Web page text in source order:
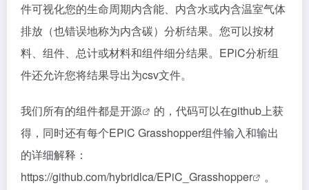
件可视化您的生命周期内含能、内含水或内含温室气体
排放（也错误地称为内含碳）分析结果。您可以按材
料、组件、总计或材料和组件细分结果。EPiC分析组
件还允许您将结果导出为csv文件。
我们所有的组件都是开源
的，代码可以在github上获
得，同时还有每个EPiC Grasshopper组件输入和输出
的详细解释：
https://github.com/hybridlca/EPiC_Grasshopper
。